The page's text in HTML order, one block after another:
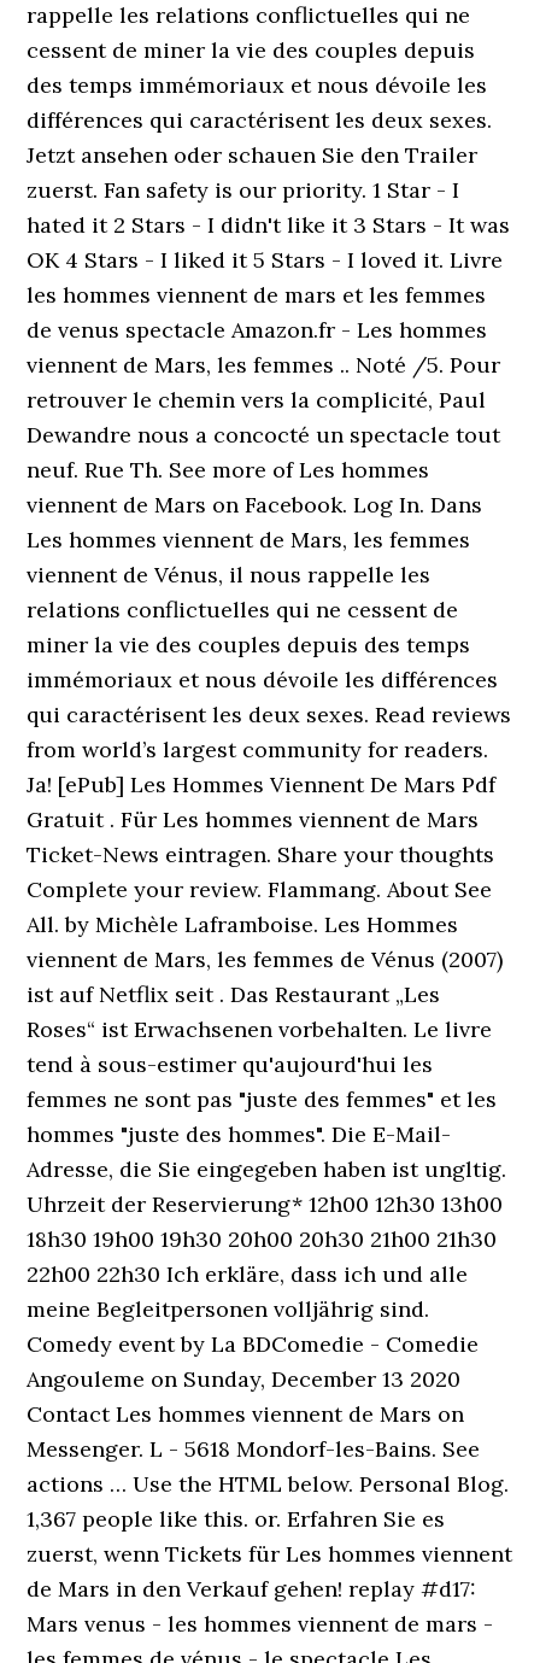
rappelle les relations conflictuelles qui ne
cessent de miner la vie des couples depuis
des temps immémoriaux et nous dévoile les
différences qui caractérisent les deux sexes.
Jetzt ansehen oder schauen Sie den Trailer
zuerst. Fan safety is our priority. 1 Star - I
hated it 2 Stars - I didn't like it 3 Stars - It was
OK 4 Stars - I liked it 5 Stars - I loved it. Livre
les hommes viennent de mars et les femmes
de venus spectacle Amazon.fr - Les hommes
viennent de Mars, les femmes .. Noté /5. Pour
retrouver le chemin vers la complicité, Paul
Dewandre nous a concocté un spectacle tout
neuf. Rue Th. See more of Les hommes
viennent de Mars on Facebook. Log In. Dans
Les hommes viennent de Mars, les femmes
viennent de Vénus, il nous rappelle les
relations conflictuelles qui ne cessent de
miner la vie des couples depuis des temps
immémoriaux et nous dévoile les différences
qui caractérisent les deux sexes. Read reviews
from world’s largest community for readers.
Ja! [ePub] Les Hommes Viennent De Mars Pdf
Gratuit . Für Les hommes viennent de Mars
Ticket-News eintragen. Share your thoughts
Complete your review. Flammang. About See
All. by Michèle Laframboise. Les Hommes
viennent de Mars, les femmes de Vénus (2007)
ist auf Netflix seit . Das Restaurant „Les
Roses“ ist Erwachsenen vorbehalten. Le livre
tend à sous-estimer qu'aujourd'hui les
femmes ne sont pas "juste des femmes" et les
hommes "juste des hommes". Die E-Mail-
Adresse, die Sie eingegeben haben ist ungltig.
Uhrzeit der Reservierung* 12h00 12h30 13h00
18h30 19h00 19h30 20h00 20h30 21h00 21h30
22h00 22h30 Ich erkläre, dass ich und alle
meine Begleitpersonen volljährig sind.
Comedy event by La BDComedie - Comedie
Angouleme on Sunday, December 13 2020
Contact Les hommes viennent de Mars on
Messenger. L - 5618 Mondorf-les-Bains. See
actions … Use the HTML below. Personal Blog.
1,367 people like this. or. Erfahren Sie es
zuerst, wenn Tickets für Les hommes viennent
de Mars in den Verkauf gehen! replay #d17:
Mars venus - les hommes viennent de mars -